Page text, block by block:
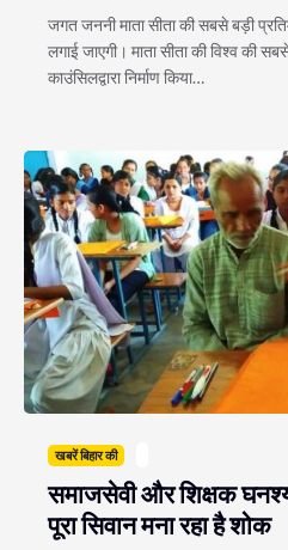
जगत जननी माता सीता की सबसे बड़ी
लगाई जाएगी। माता सीता की विश्व की सबसे
काउंसिलद्वारा निर्माण किया…
खबरें बिहार की
समाजसेवी और शिक्षक
पूरा सिवान मना रहा है शोक